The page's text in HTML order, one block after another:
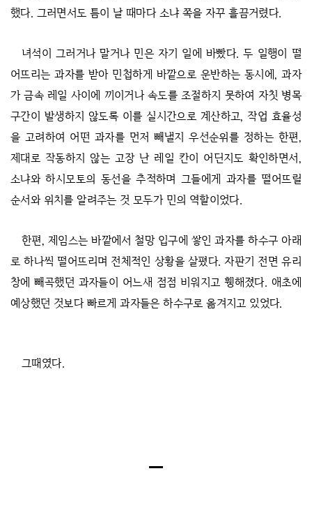
했다. 그러면서도 틈이 날 때마다 소냐 쪽을 자꾸 흘끔거렸다.
녀석이 그러거나 말거나 민은 자기 일에 바빴다. 두 일행이 떨
어뜨리는 과자를 받아 민첩하게 바깥으로 운반하는 동시에, 과자
가 금속 레일 사이에 끼이거나 속도를 조절하지 못하여 자칫 병목
구간이 발생하지 않도록 이를 실시간으로 계산하고, 작업 효율성
을 고려하여 어떤 과자를 먼저 빼낼지 우선순위를 정하는 한편,
제대로 작동하지 않는 고장 난 레일 칸이 어딘지도 확인하면서,
소냐와 하시모토의 동선을 추적하며 그들에게 과자를 떨어뜨릴
순서와 위치를 알려주는 것 모두가 민의 역할이었다.
한편, 제임스는 바깥에서 철망 입구에 쌓인 과자를 하수구 아래
로 하나씩 떨어뜨리며 전체적인 상황을 살폈다. 자판기 전면 유리
창에 빼곡했던 과자들이 어느새 점점 비워지고 휑해졌다. 애초에
예상했던 것보다 빠르게 과자들은 하수구로 옮겨지고 있었다.
그때였다.